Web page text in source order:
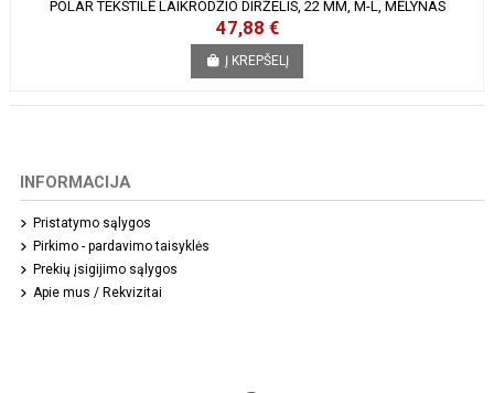
POLAR TEKSTILĖ LAIKRODŽIO DIRŽELIS, 22 MM, M-L, MĖLYNAS
47,88 €
Į KREPŠELĮ
INFORMACIJA
Pristatymo sąlygos
Pirkimo - pardavimo taisyklės
Prekių įsigijimo sąlygos
Apie mus / Rekvizitai